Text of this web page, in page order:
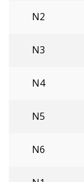
N2
N3
N4
N5
N6